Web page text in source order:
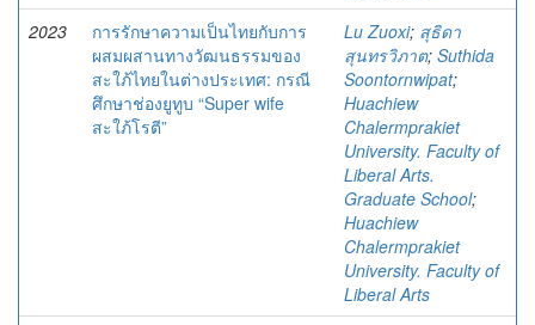
2023
การรักษาความเป็นไทยกับการ
ผสมผสานทางวัฒนธรรมของ
สะใภ้ไทยในต่างประเทศ: กรณี
ศึกษาช่องยูทูบ “Super wife
สะใภ้โรตี”
Lu Zuoxi; สุธิดา
สุนทรวิภาต; Suthida
Soontornwipat;
Huachiew
Chalermprakiet
University. Faculty of
Liberal Arts.
Graduate School;
Huachiew
Chalermprakiet
University. Faculty of
Liberal Arts